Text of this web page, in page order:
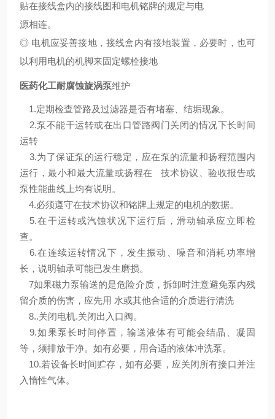
贴在接线盒内的接线图和电机铭牌的规定与电
源相连。
◎ 电机应妥善接地，接线盒内有接地装置，必要时，也可
以利用电机的机脚来固定螺栓接地
医药化工耐腐蚀旋涡泵维护
1.定期检查管路及过滤器是否有堵塞、结垢现象。
2.泵不能干运转或在出口管路阀门关闭的情况下长时间
运转
3.为了保证泵的运行稳定，应在泵的流量和扬程范围内
运行，最小和最大流量或扬程在 技术协议、验收报告或
泵性能曲线上均有说明。
4.必须遵守在技术协议和铭牌上规定的电机的数据。
5.在干运转或汽蚀状况下运行后，滑动轴承应立即检
查。
6.在连续运转情况下，发生振动、噪音和消耗功率增
长，说明轴承可能已发生磨损。
7如果磁力泵输送的是危险介质，拆卸时注意避免泵内残
留介质的伤害，应先用 水或其他合适的介质进行清洗
8..关闭电机.关闭出入口阀。
9.如果泵长时间停置，输送液体有可能会结晶、凝固
等，须排放干净。如有必要，用合适的液体冲洗泵。
10.若设备长时间贮存，如有必要，应关闭所有接口并注
入惰性气体。